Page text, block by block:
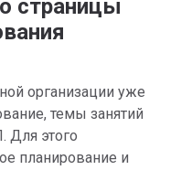
страницы
организации уже
темы занятий
Для этого
планирование и